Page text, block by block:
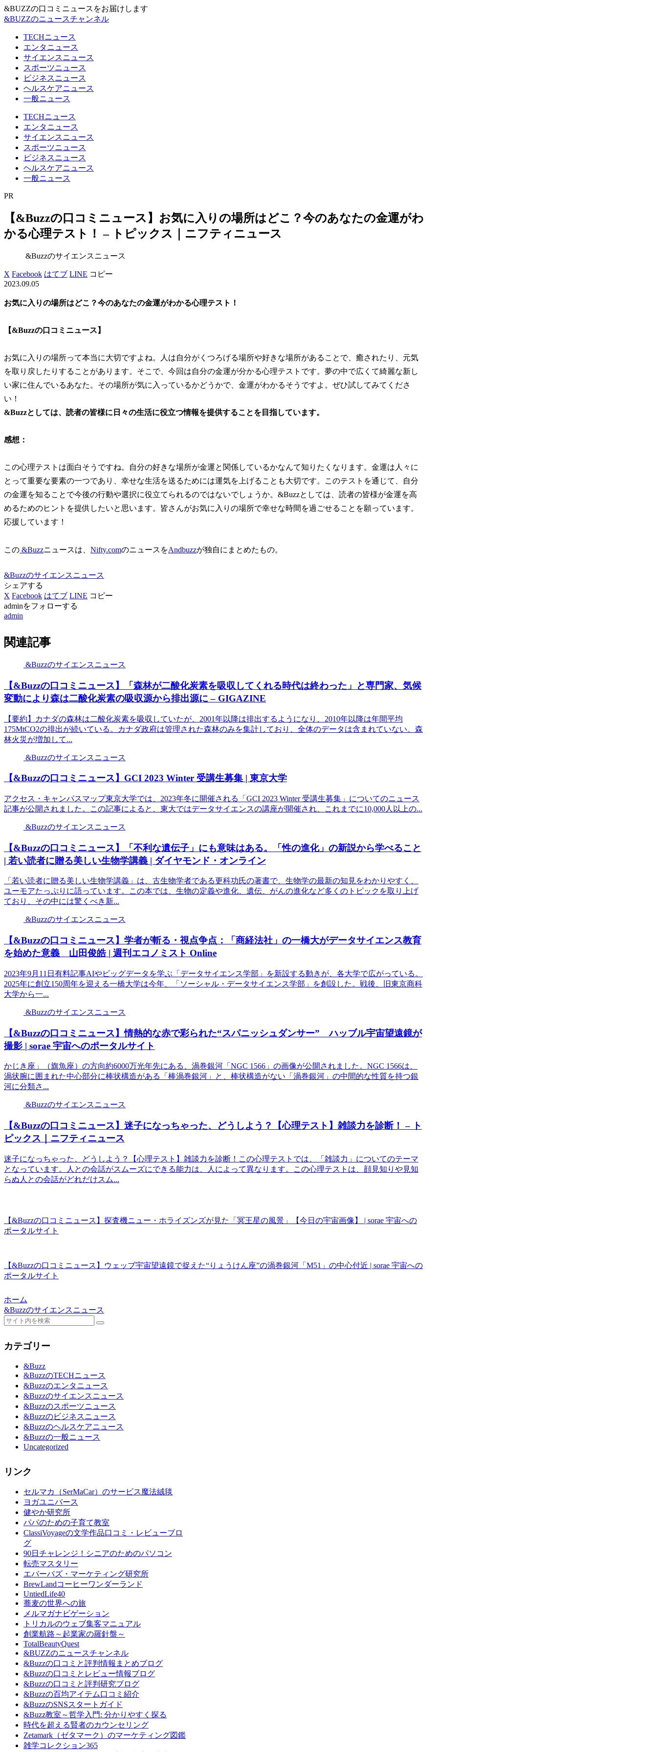
&BUZZの口コミニュースをお届けします
&BUZZのニュースチャンネル
TECHニュース
エンタニュース
サイエンスニュース
スポーツニュース
ビジネスニュース
ヘルスケアニュース
一般ニュース
TECHニュース
エンタニュース
サイエンスニュース
スポーツニュース
ビジネスニュース
ヘルスケアニュース
一般ニュース
PR
【&Buzzの口コミニュース】お気に入りの場所はどこ？今のあなたの金運がわ
かる心理テスト！ – トピックス｜ニフティニュース
&Buzzのサイエンスニュース
X Facebook はてブ LINE コピー
2023.09.05
お気に入りの場所はどこ？今のあなたの金運がわかる心理テスト！
【&Buzzの口コミニュース】
お気に入りの場所って本当に大切ですよね。人は自分がくつろげる場所や好きな場所があることで、癒されたり、元気
を取り戻したりすることがあります。そこで、今回は自分の金運が分かる心理テストです。夢の中で広くて綺麗な新し
い家に住んでいるあなた。その場所が気に入っているかどうかで、金運がわかるそうですよ。ぜひ試してみてくださ
い！
&Buzzとしては、読者の皆様に日々の生活に役立つ情報を提供することを目指しています。
感想：
この心理テストは面白そうですね。自分の好きな場所が金運と関係しているかなんて知りたくなります。金運は人々に
とって重要な要素の一つであり、幸せな生活を送るためには運気を上げることも大切です。このテストを通じて、自分
の金運を知ることで今後の行動や選択に役立てられるのではないでしょうか。&Buzzとしては、読者の皆様が金運を高
めるためのヒントを提供したいと思います。皆さんがお気に入りの場所で幸せな時間を過ごせることを願っています。
応援しています！
この &Buzzニュースは、 Nifty.comのニュースをAndbuzzが独自にまとめたもの。
&Buzzのサイエンスニュース
シェアする
X Facebook はてブ LINE コピー
adminをフォローする
admin
関連記事
&Buzzのサイエンスニュース
【&Buzzの口コミニュース】「森林が二酸化炭素を吸収してくれる時代は終わった」と専門家、気候
変動により森は二酸化炭素の吸収源から排出源に – GIGAZINE
【要約】カナダの森林は二酸化炭素を吸収していたが、2001年以降は排出するようになり、2010年以降は年間平均
175MtCO2の排出が続いている。カナダ政府は管理された森林のみを集計しており、全体のデータは含まれていない。森
林火災が増加して...
&Buzzのサイエンスニュース
【&Buzzの口コミニュース】GCI 2023 Winter 受講生募集 | 東京大学
アクセス・キャンパスマップ東京大学では、2023年冬に開催される「GCI 2023 Winter 受講生募集」についてのニュース
記事が公開されました。この記事によると、東大ではデータサイエンスの講座が開催され、これまでに10,000人以上の...
&Buzzのサイエンスニュース
【&Buzzの口コミニュース】「不利な遺伝子」にも意味はある。「性の進化」の新説から学べること
| 若い読者に贈る美しい生物学講義 | ダイヤモンド・オンライン
「若い読者に贈る美しい生物学講義」は、古生物学者である更科功氏の著書で、生物学の最新の知見をわかりやすく、
ユーモアたっぷりに語っています。この本では、生物の定義や進化、遺伝、がんの進化など多くのトピックを取り上げ
ており、その中には驚くべき新...
&Buzzのサイエンスニュース
【&Buzzの口コミニュース】学者が斬る・視点争点：「商経法社」の一橋大がデータサイエンス教育
を始めた意義 山田俊皓 | 週刊エコノミスト Online
2023年9月11日有料記事AIやビッグデータを学ぶ「データサイエンス学部」を新設する動きが、各大学で広がっている。
2025年に創立150周年を迎える一橋大学は今年、「ソーシャル・データサイエンス学部」を創設した。戦後、旧東京商科
大学から一...
&Buzzのサイエンスニュース
【&Buzzの口コミニュース】情熱的な赤で彩られた“スパニッシュダンサー” ハッブル宇宙望遠鏡が
撮影 | sorae 宇宙へのポータルサイト
かじき座」（旗魚座）の方向約6000万光年先にある、渦巻銀河「NGC 1566」の画像が公開されました。NGC 1566は、
渦状腕に囲まれた中心部分に棒状構造がある「棒渦巻銀河」と、棒状構造がない「渦巻銀河」の中間的な性質を持つ銀
河に分類さ...
&Buzzのサイエンスニュース
【&Buzzの口コミニュース】迷子になっちゃった、どうしよう？【心理テスト】雑談力を診断！ – ト
ピックス｜ニフティニュース
迷子になっちゃった、どうしよう？【心理テスト】雑談力を診断！この心理テストでは、「雑談力」についてのテーマ
となっています。人との会話がスムーズにできる能力は、人によって異なります。この心理テストは、顔見知りや見知
らぬ人との会話がどれだけスム...
【&Buzzの口コミニュース】探査機ニュー・ホライズンズが見た「冥王星の風景」【今日の宇宙画像】 | sorae 宇宙への
ポータルサイト
【&Buzzの口コミニュース】ウェッブ宇宙望遠鏡で捉えた“りょうけん座”の渦巻銀河「M51」の中心付近 | sorae 宇宙への
ポータルサイト
ホーム
&Buzzのサイエンスニュース
カテゴリー
&Buzz
&BuzzのTECHニュース
&Buzzのエンタニュース
&Buzzのサイエンスニュース
&Buzzのスポーツニュース
&Buzzのビジネスニュース
&Buzzのヘルスケアニュース
&Buzzの一般ニュース
Uncategorized
リンク
セルマカ（SerMaCar）のサービス魔法絨毯
ヨガユニバース
健やか研究所
パパのための子育て教室
ClassiVoyageの文学作品口コミ・レビューブロ
グ
90日チャレンジ！シニアのためのパソコン
転売マスタリー
エバーバズ・マーケティング研究所
BrewLandコーヒーワンダーランド
UntiedLife40
蕎麦の世界への旅
メルマガナビゲーション
トリカルのウェブ集客マニュアル
創業航路～起業家の羅針盤～
TotalBeautyQuest
&BUZZのニュースチャンネル
&Buzzの口コミと評判情報まとめブログ
&Buzzの口コミとレビュー情報ブログ
&Buzzの口コミと評判研究ブログ
&Buzzの百均アイテム口コミ紹介
&BuzzのSNSスタートガイド
&Buzz教室～哲学入門: 分かりやすく探る
時代を超える賢者のカウンセリング
Zetamark（ゼタマーク）のマーケティング図鑑
雑学コレクション365